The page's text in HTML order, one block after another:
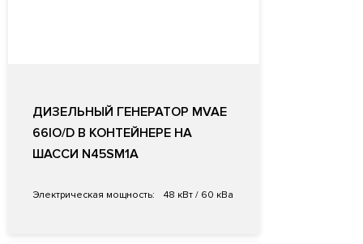
ДИЗЕЛЬНЫЙ ГЕНЕРАТОР MVAE
66IO/D В КОНТЕЙНЕРЕ НА
ШАССИ N45SM1A
Электрическая мощность: 48 кВт / 60 кВа